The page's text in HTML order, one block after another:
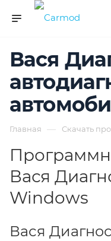
Вася
Главная — Скачать
Вася
Windows
Вася